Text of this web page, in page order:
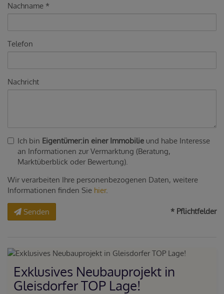
Nachname
Telefon
Nachricht
Ich bin Eigentümer:in einer Immobilie und habe Interesse
an Informationen zur Vermarktung (Beratung,
Marktüberblick oder Bewertung).
Wir verarbeiten Ihre personenbezogenen Daten, weitere
Informationen finden Sie hier.
Senden * Pflichtfelder
Exklusives Neubauprojekt in
Gleisdorfer TOP Lage!